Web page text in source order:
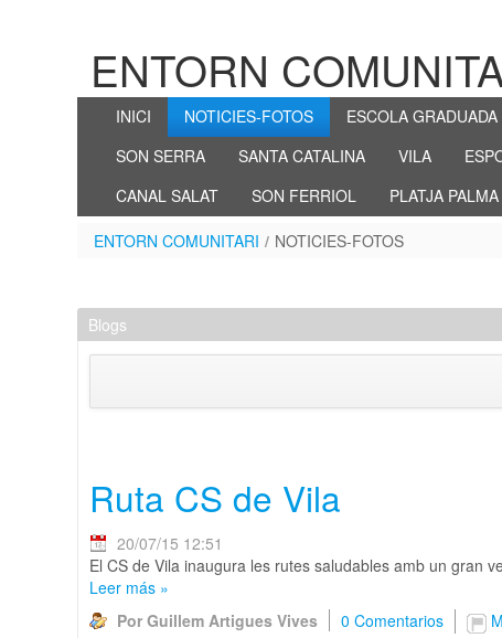
ENTORN
NOTICIES-FOTOS
INICI NOTICIES-FOTOS ESCOLA GRADUADA
SON SERRA
SANTA CATALINA VILA
CANAL SALAT
SON FERRIOL PLATJA PALMA
ENTORN COMUNITARI / NOTICIES-FOTOS
Blogs
Ruta CS de Vila
20/07/15 12:51
El CS de Vila inaugura les rutes saludables amb un gran
Leer más »
Por Guillem Artigues Vives
0 Comentarios